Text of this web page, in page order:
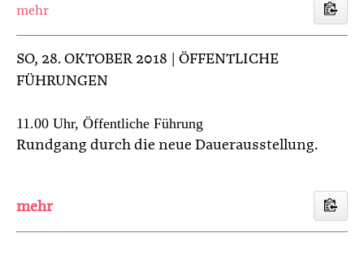
mehr
SO, 28. OKTOBER 2018 | ÖFFENTLICHE
FÜHRUNGEN
11.00 Uhr, Öffentliche Führung
Rundgang durch die neue Dauerausstellung.